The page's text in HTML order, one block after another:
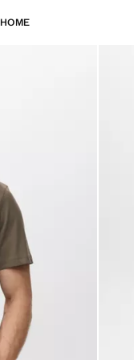
HOME